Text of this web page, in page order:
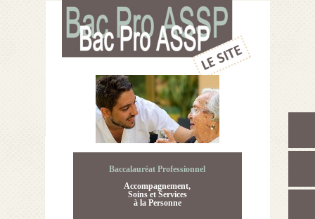
Baccalauréat Professionnel
Accompagnement,
Soins et Services
à la Personne